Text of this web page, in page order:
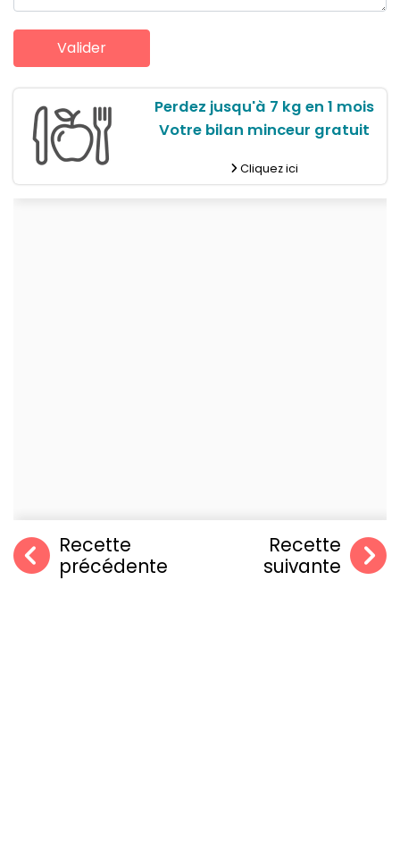
Perdez jusqu'à 7 kg en 1 mois
Votre bilan minceur gratuit
Cliquez ici
Recette
précédente
Recette
suivante